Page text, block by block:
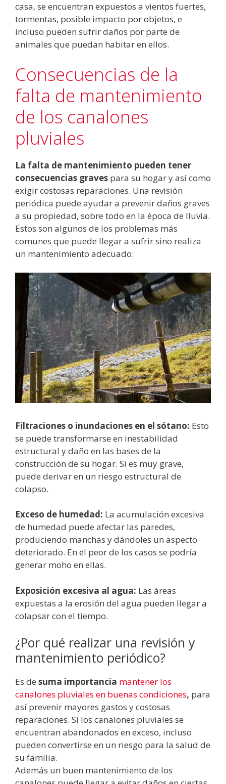
casa, se encuentran expuestos a vientos fuertes,
tormentas, posible impacto por objetos, e
incluso pueden sufrir daños por parte de
animales que puedan habitar en ellos.
Consecuencias de la
falta de mantenimiento
de los canalones
pluviales
La falta de mantenimiento pueden tener
consecuencias graves para su hogar y así como
exigir costosas reparaciones. Una revisión
periódica puede ayudar a prevenir daños graves
a su propiedad, sobre todo en la época de lluvia.
Estos son algunos de los problemas más
comunes que puede llegar a sufrir sino realiza
un mantenimiento adecuado:
Filtraciones o inundaciones en el sótano: Esto
se puede transformarse en inestabilidad
estructural y daño en las bases de la
construcción de su hogar. Si es muy grave,
puede derivar en un riesgo estructural de
colapso.
Exceso de humedad: La acumulación excesiva
de humedad puede afectar las paredes,
produciendo manchas y dándoles un aspecto
deteriorado. En el peor de los casos se podría
generar moho en ellas.
Exposición excesiva al agua: Las áreas
expuestas a la erosión del agua pueden llegar a
colapsar con el tiempo.
¿Por qué realizar una revisión y
mantenimiento periódico?
Es de suma importancia mantener los
canalones pluviales en buenas condiciones, para
así prevenir mayores gastos y costosas
reparaciones. Si los canalones pluviales se
encuentran abandonados en exceso, incluso
pueden convertirse en un riesgo para la salud de
su familia.
Además un buen mantenimiento de los